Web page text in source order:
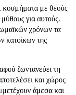
κοσμήματα με θεούς
για αυτούς.
χρόνων τα
κατοίκων της
ζωντανεύει τη
και χώρος
άμεσα και